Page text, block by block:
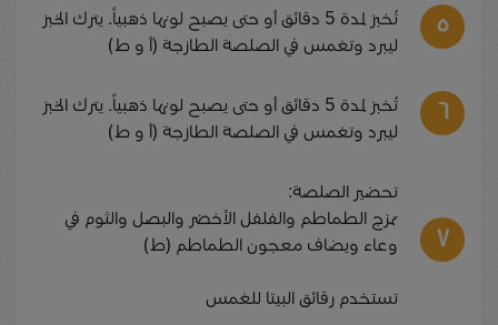
تُخبز لمدة 5 دقائق أو حتى يصبح لونها ذهبياً. يترك الخبز
ليبرد وتغمس في الصلصة الطازجة (أ و ط)
تُخبز لمدة 5 دقائق أو حتى يصبح لونها ذهبياً. يترك الخبز
ليبرد وتغمس في الصلصة الطازجة (أ و ط)
تحضير الصلصة:
تمزج الطماطم والفلفل الأخضر والبصل والثوم في
وعاء ويضاف معجون الطماطم (ط)
تستخدم رقائق البيتا للغمس